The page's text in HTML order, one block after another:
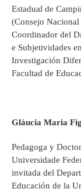
Estadual de
(Consejo
Coordinador del D
e Subjetividades
Investigación
Facultad de
Gláucia Maria
Pedagoga y
Universidade
invitada del
Educación de la